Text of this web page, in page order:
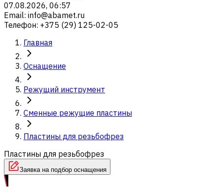
07.08.2026, 06:57
Email: info@abamet.ru
Телефон: +375 (29) 125-02-05
Главная
Оснащение
Режущий инструмент
Сменные режущие пластины
Пластины для резьбофрез
Пластины для резьбофрез
Заявка на подбор оснащения